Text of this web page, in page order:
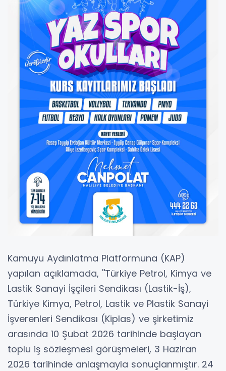
Kamuyu Aydınlatma Platformuna (KAP)
yapılan açıklamada, ''Türkiye Petrol, Kimya ve
Lastik Sanayi İşçileri Sendikası (Lastik-İş),
Türkiye Kimya, Petrol, Lastik ve Plastik Sanayi
İşverenleri Sendikası (Kiplas) ve şirketimiz
arasında 10 Şubat 2026 tarihinde başlayan
toplu iş sözleşmesi görüşmeleri, 3 Haziran
2026 tarihinde anlaşmayla sonuçlanmıştır. 24